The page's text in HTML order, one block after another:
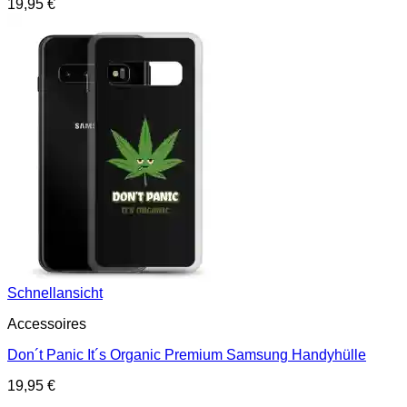
19,95 €
Schnellansicht
Accessoires
Don´t Panic It´s Organic Premium Samsung Handyhülle
19,95 €